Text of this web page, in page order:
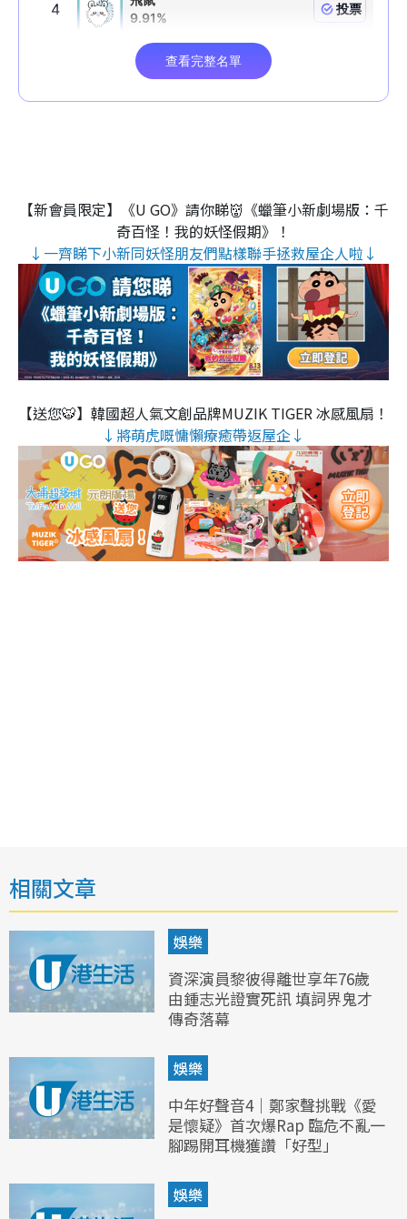
【新會員限定】《U GO》請你睇👹《蠟筆小新劇場版：千
奇百怪！我的妖怪假期》！
↓一齊睇下小新同妖怪朋友們點樣聯手拯救屋企人啦↓
【送您🐯】韓國超人氣文創品牌MUZIK TIGER 冰感風扇！
↓將萌虎嘅慵懶療癒帶返屋企↓
相關文章
娛樂
資深演員黎彼得離世享年76歲
由鍾志光證實死訊 填詞界鬼才
傳奇落幕
娛樂
中年好聲音4｜鄭家聲挑戰《愛
是懷疑》首次爆Rap 臨危不亂一
腳踢開耳機獲讚「好型」
娛樂